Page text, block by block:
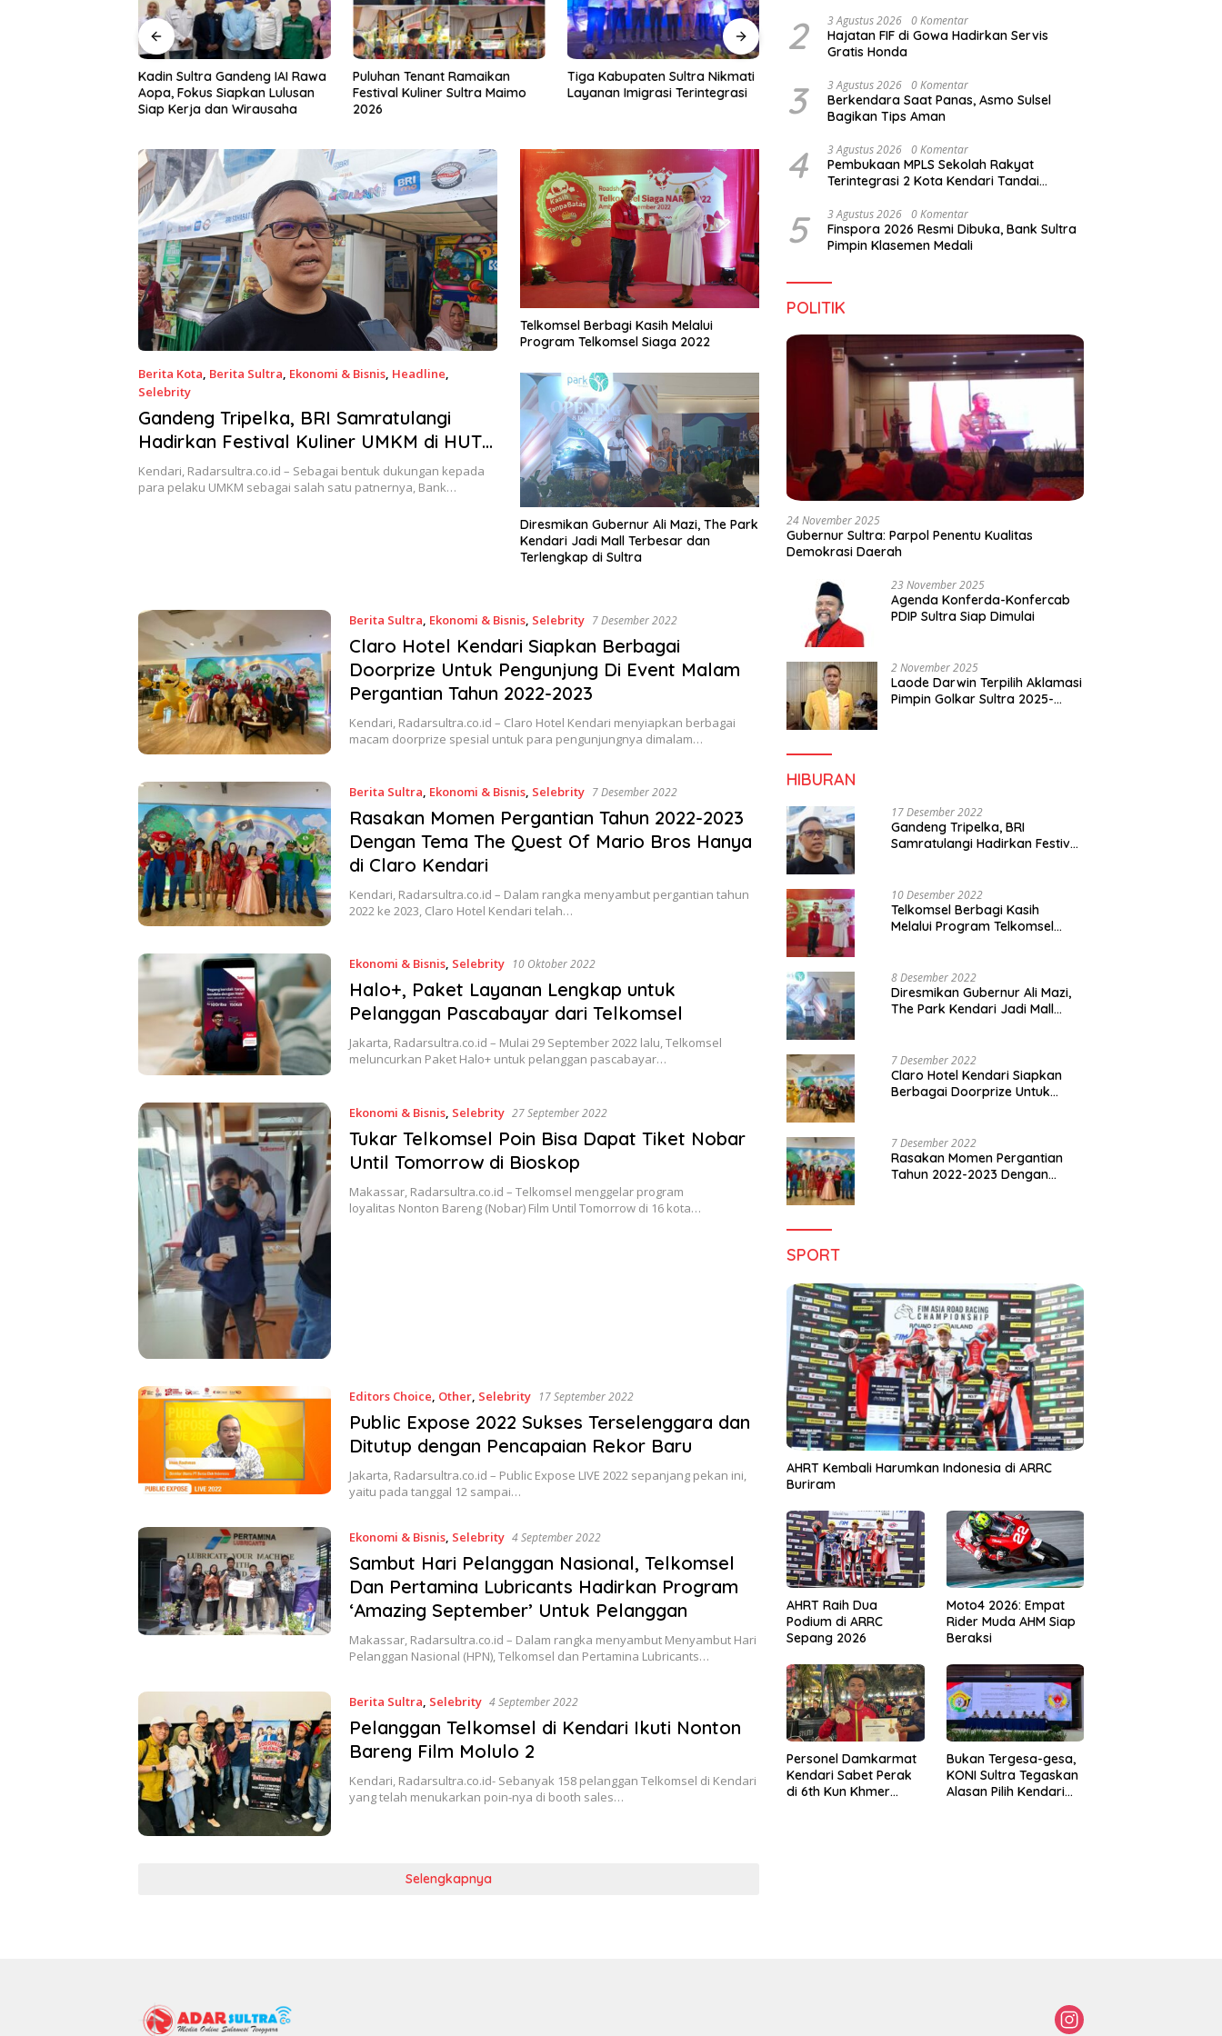
Puluhan Tenant Ramaikan
Festival Kuliner Sultra Maimo
2026
Tiga Kabupaten Sultra Nikmati
Layanan Imigrasi Terintegrasi
Harapan Tidak Mengenal
Batas Negara
Sultra Terus Maju, Namun
Infrastruktur Pariwisata dan
Perikanan Masih Jadi
Tantangan
Bank Sultra Pimpin Klasemen
Medali
Berita Kota, Berita Sultra, Ekonomi & Bisnis, Headline,
Selebrity
17 Desember 2022
Gandeng Tripelka, BRI Samratulangi
Hadirkan Festival Kuliner UMKM di HUT
ke 127
Kendari, Radarsultra.co.id – Sebagai bentuk dukungan kepada
para pelaku UMKM sebagai salah satu patnernya, Bank…
Telkomsel Berbagi Kasih Melalui
Program Telkomsel Siaga 2022
Diresmikan Gubernur Ali Mazi, The Park
Kendari Jadi Mall Terbesar dan
Terlengkap di Sultra
Berita Sultra, Ekonomi & Bisnis, Selebrity 7 Desember 2022
Claro Hotel Kendari Siapkan Berbagai
Doorprize Untuk Pengunjung Di Event Malam
Pergantian Tahun 2022-2023
Kendari, Radarsultra.co.id – Claro Hotel Kendari menyiapkan berbagai
macam doorprize spesial untuk para pengunjungnya dimalam…
Berita Sultra, Ekonomi & Bisnis, Selebrity 7 Desember 2022
Rasakan Momen Pergantian Tahun 2022-2023
Dengan Tema The Quest Of Mario Bros Hanya
di Claro Kendari
Kendari, Radarsultra.co.id – Dalam rangka menyambut pergantian tahun
2022 ke 2023, Claro Hotel Kendari telah…
Ekonomi & Bisnis, Selebrity 10 Oktober 2022
Halo+, Paket Layanan Lengkap untuk
Pelanggan Pascabayar dari Telkomsel
Jakarta, Radarsultra.co.id – Mulai 29 September 2022 lalu, Telkomsel
meluncurkan Paket Halo+ untuk pelanggan pascabayar…
Ekonomi & Bisnis, Selebrity 27 September 2022
Tukar Telkomsel Poin Bisa Dapat Tiket Nobar
Until Tomorrow di Bioskop
Makassar, Radarsultra.co.id – Telkomsel menggelar program
loyalitas Nonton Bareng (Nobar) Film Until Tomorrow di 16 kota…
Editors Choice, Other, Selebrity 17 September 2022
Public Expose 2022 Sukses Terselenggara dan
Ditutup dengan Pencapaian Rekor Baru
Jakarta, Radarsultra.co.id – Public Expose LIVE 2022 sepanjang pekan ini,
yaitu pada tanggal 12 sampai…
Ekonomi & Bisnis, Selebrity 4 September 2022
Sambut Hari Pelanggan Nasional, Telkomsel
Dan Pertamina Lubricants Hadirkan Program
‘Amazing September’ Untuk Pelanggan
Makassar, Radarsultra.co.id – Dalam rangka menyambut Menyambut Hari
Pelanggan Nasional (HPN), Telkomsel dan Pertamina Lubricants…
Berita Sultra, Selebrity 4 September 2022
Pelanggan Telkomsel di Kendari Ikuti Nonton
Bareng Film Molulo 2
Kendari, Radarsultra.co.id- Sebanyak 158 pelanggan Telkomsel di Kendari
yang telah menukarkan poin-nya di booth sales…
Selengkapnya
2 3 Agustus 2026 0 Komentar
Hajatan FIF di Gowa Hadirkan Servis
Gratis Honda
3 3 Agustus 2026 0 Komentar
Berkendara Saat Panas, Asmo Sulsel
Bagikan Tips Aman
4 3 Agustus 2026 0 Komentar
Pembukaan MPLS Sekolah Rakyat
Terintegrasi 2 Kota Kendari Tandai
5 3 Agustus 2026 0 Komentar
Finspora 2026 Resmi Dibuka, Bank Sultra
Pimpin Klasemen Medali
POLITIK
24 November 2025
Gubernur Sultra: Parpol Penentu Kualitas
Demokrasi Daerah
23 November 2025
Agenda Konferda-Konfercab
PDIP Sultra Siap Dimulai
2 November 2025
Laode Darwin Terpilih Aklamasi
Pimpin Golkar Sultra 2025-
HIBURAN
17 Desember 2022
Gandeng Tripelka, BRI
Samratulangi Hadirkan Festival
10 Desember 2022
Telkomsel Berbagi Kasih
Melalui Program Telkomsel
8 Desember 2022
Diresmikan Gubernur Ali Mazi,
The Park Kendari Jadi Mall
7 Desember 2022
Claro Hotel Kendari Siapkan
Berbagai Doorprize Untuk
7 Desember 2022
Rasakan Momen Pergantian
Tahun 2022-2023 Dengan
SPORT
AHRT Kembali Harumkan Indonesia di ARRC
Buriram
AHRT Raih Dua
Podium di ARRC
Sepang 2026
Moto4 2026: Empat
Rider Muda AHM Siap
Beraksi
Personel Damkarmat
Kendari Sabet Perak
di 6th Kun Khmer
Bukan Tergesa-gesa,
KONI Sultra Tegaskan
Alasan Pilih Kendari